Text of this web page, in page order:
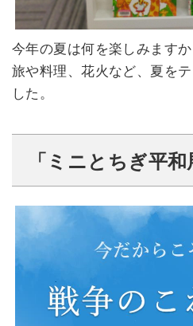
今年の夏は何を楽しみますか
旅や料理、花火など、夏を
した。
「ミニとちぎ平和